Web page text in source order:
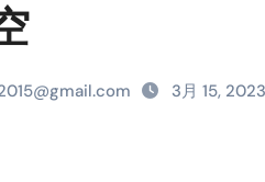
サイクル業者の無料回収・無料
森県震度6とベネゼエラM7級地
3月 15, 2023